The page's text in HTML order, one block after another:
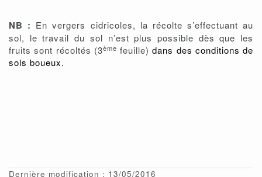
NB : En vergers cidricoles, la récolte s’effectuant au
sol, le travail du sol n’est plus possible dès que les
fruits sont récoltés (3ème feuille) dans des conditions de
sols boueux.
Dernière modification : 13/05/2016